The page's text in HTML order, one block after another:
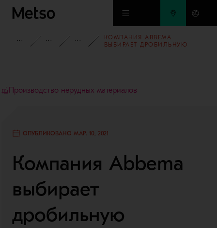
Перейти к основному содержимому
БАЗА ЗНАНИЙВЫПОЛНЕННЫЕ ПРОЕКТЫ
ПРОИЗВОДСТВО НЕРУДНЫХ
КОМПАНИЯ ABBEMA
ВЫБИРАЕТ ДРОБИЛЬНУЮ
Производство нерудных материалов
ОПУБЛИКОВАНО МАР. 10, 2021
Компания Abbema
выбирает
дробильную